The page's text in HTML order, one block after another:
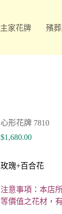
主家花牌 殯
心形花牌 7810
$1,680.00
玫瑰+百合花
注意事項：本店
等價值之花材，